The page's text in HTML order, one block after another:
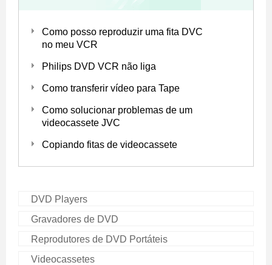
Como posso reproduzir uma fita DVC
no meu VCR
Philips DVD VCR não liga
Como transferir vídeo para Tape
Como solucionar problemas de um
videocassete JVC
Copiando fitas de videocassete
DVD Players
Gravadores de DVD
Reprodutores de DVD Portáteis
Videocassetes